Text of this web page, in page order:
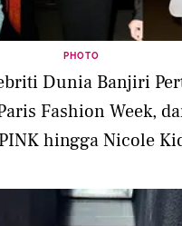
PHOTO
Dunia Banjiri
Fashion Week,
hingga Nicole